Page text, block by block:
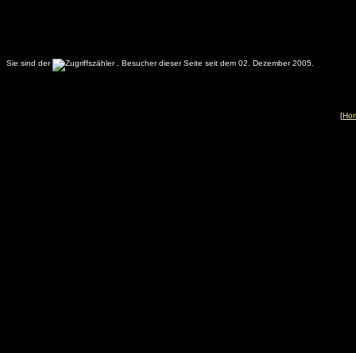
Sie sind der . Besucher dieser Seite seit dem 02. Dezember 2005.
[